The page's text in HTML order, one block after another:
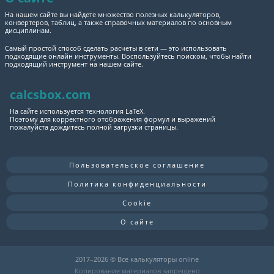
На нашем сайте вы найдете множество полезных калькуляторов,
конвертеров, таблиц, а также справочных материалов по основным
дисциплинам.
Самый простой способ сделать расчеты в сети — это использовать
подходящие онлайн инструменты. Воспользуйтесь поиском, чтобы найти
подходящий инструмент на нашем сайте.
calcsbox.com
На сайте используется технология LaTeX.
Поэтому для корректного отображения формул и выражений
пожалуйста дождитесь полной загрузки страницы.
Пользовательское соглашение
Политика конфиденциальности
Cookie
О сайте
2017–2026 © Все калькуляторы online
Копирование материалов запрещено